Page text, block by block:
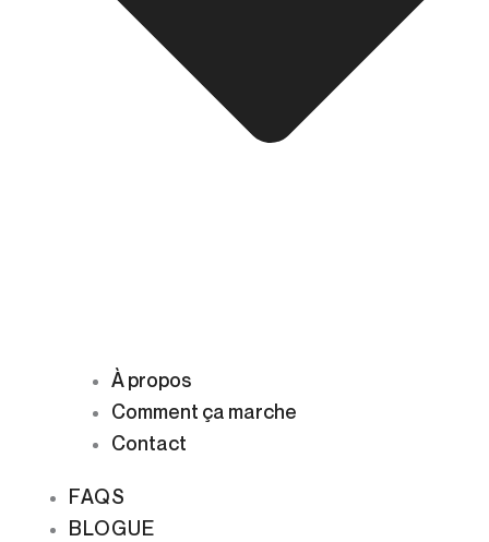
À propos
Comment ça marche
Contact
FAQS
BLOGUE